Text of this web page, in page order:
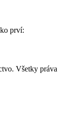
prví:
Všetky práva